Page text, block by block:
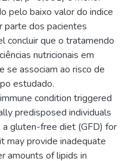
pelo baixo valor do indice
dos pacientes
concluir que o tratamendo
nutricionais em
se associam ao risco de
estudado.
condition triggered
predisposed individuals
gluten-free diet (GFD) for
may provide inadequate
amounts of lipids in